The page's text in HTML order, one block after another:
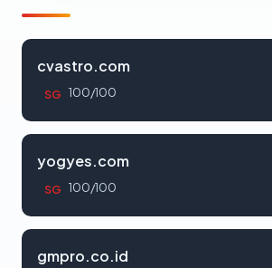
cvastro.com
SG 100/100
yogyes.com
SG 100/100
gmpro.co.id